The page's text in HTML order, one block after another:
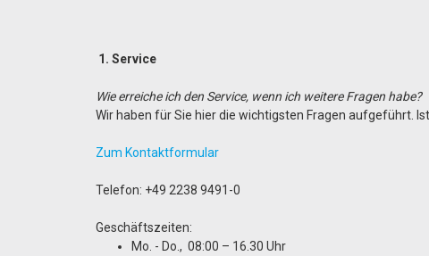
1 . Service
Wie erreiche ich den Service, wenn ich weitere Fragen habe?
Wir haben für Sie hier die wichtigsten Fragen aufgeführt.
Zum Kontaktformular
Telefon: +49 2238 9491-0
Geschäftszeiten:
Mo. - Do., 08:00 – 16.30 Uhr